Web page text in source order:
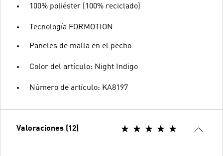
100% poliéster (100% reciclado)
Tecnología FORMOTION
Paneles de malla en el pecho
Color del artículo: Night Indigo
Número de artículo: KA8197
Valoraciones (12)